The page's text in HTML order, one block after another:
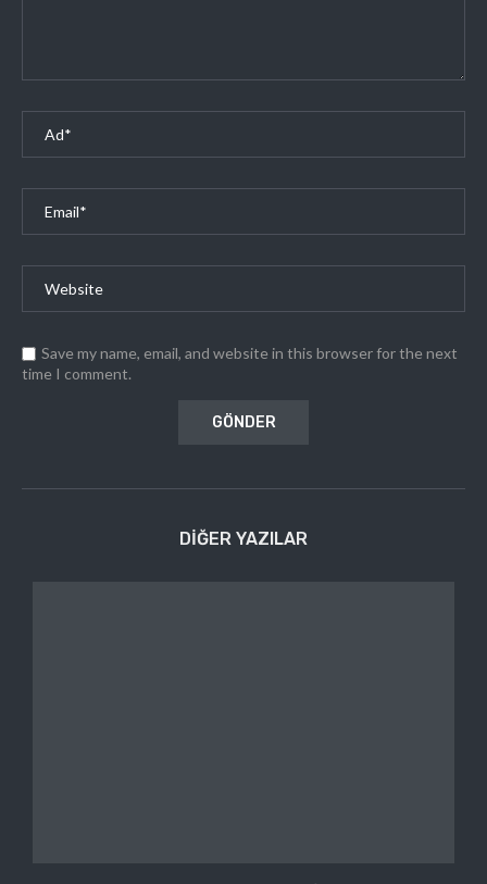
Save my name, email, and website in this browser for the next
time I comment.
DIĞER YAZILAR